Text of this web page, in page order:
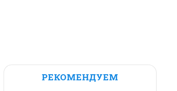
РЕКОМЕНДУЕМ